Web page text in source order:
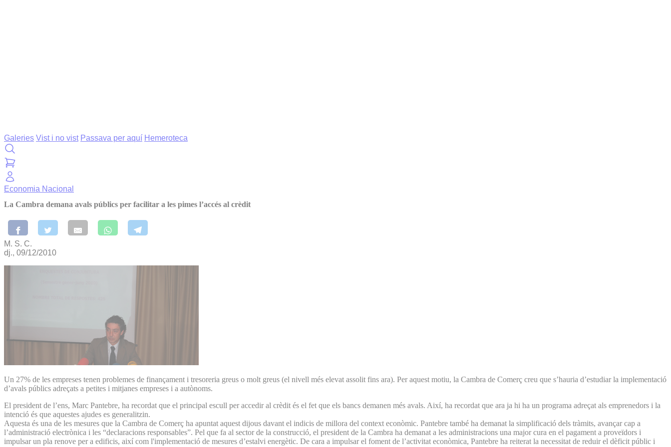
Galeries Vist i no vist Passava per aquí Hemeroteca
Economia Nacional
La Cambra demana avals públics per facilitar a les pimes l’accés al crèdit
M. S. C.
dj., 09/12/2010
Un 27% de les empreses tenen problemes de finançament i tresoreria greus o molt greus (el nivell més elevat assolit fins ara). Per aquest motiu, la Cambra de Comerç creu que s’hauria d’estudiar la implementació
d’avals públics adreçats a petites i mitjanes empreses i a autònoms.
El president de l’ens, Marc Pantebre, ha recordat que el principal escull per accedir al crèdit és el fet que els bancs demanen més avals. Així, ha recordat que ara ja hi ha un programa adreçat als emprenedors i la
intenció és que aquestes ajudes es generalitzin.
Aquesta és una de les mesures que la Cambra de Comerç ha apuntat aquest dijous davant el indicis de millora del context econòmic. Pantebre també ha demanat la simplificació dels tràmits, avançar cap a
l’administració electrònica i les “declaracions responsables”. Pel que fa al sector de la construcció, el president de la Cambra ha demanat a les administracions una major cura en el pagament a proveïdors i
impulsar un pla renove per a edificis, així com l'implementació de mesures d’estalvi energètic. De cara a impulsar el foment de l’activitat econòmica, Pantebre ha reiterat la necessitat de reduir el dèficit públic i